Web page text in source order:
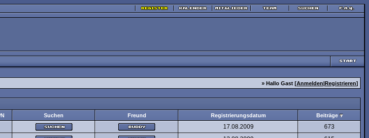
» Hallo Gast [Anmelden|Registrieren]
Suchen Freund Registrierungsdatum Beiträge
17.08.2009
673